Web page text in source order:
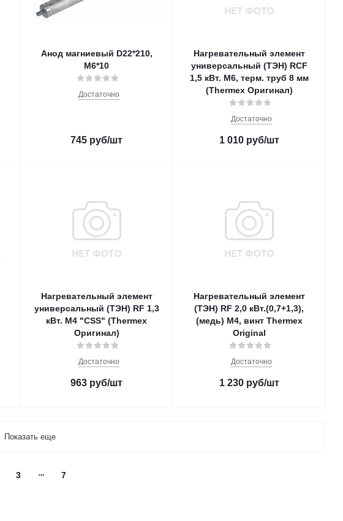
Анод магниевый D22*210,
M6*10
Достаточно
745 руб/шт
Нагревательный элемент
универсальный (ТЭН) RCF
1,5 кВт. M6, терм. труб 8 мм
(Thermex Оригинал)
Достаточно
1 010руб/шт
Нагревательный элемент
универсальный (ТЭН) RF 1,3
кВт. M4 "CSS" (Thermex
Оригинал)
Достаточно
963 руб/шт
Нагревательный элемент
(ТЭН) RF 2,0 кВт.(0,7+1,3),
(медь) M4, винт Thermex
Original
Достаточно
1 230руб/шт
Показать еще
3 7